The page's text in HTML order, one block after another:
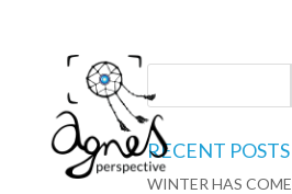
RECENT POSTS
WINTER HAS COME